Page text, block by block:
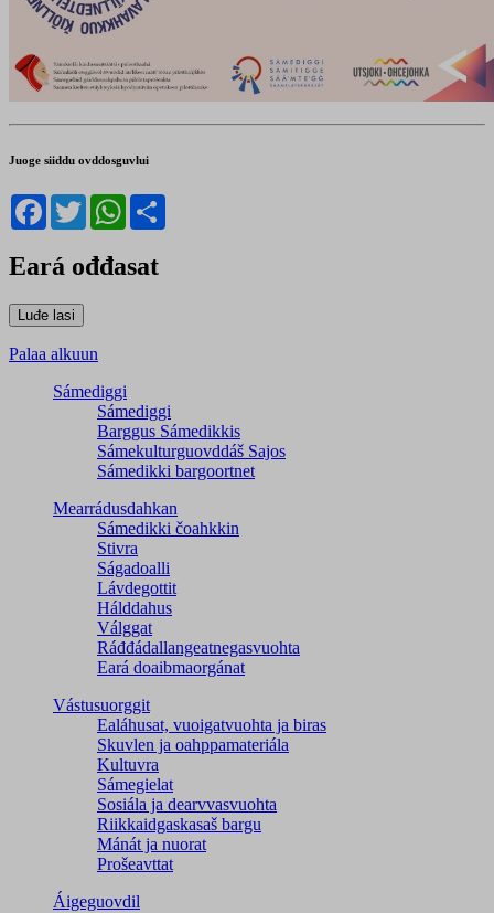
Juoge siiddu ovddosguvlui
Facebook
TwitterWhatsApp
Eará ođđasat
Palaa alkuun
Sámediggi
Sámediggi
Barggus Sámedikkis
Sámekulturguovddáš Sajos
Sámedikki bargoortnet
Mearrádusdahkan
Sámedikki čoahkkin
Stivra
Ságadoalli
Lávdegottit
Hálddahus
Válggat
Ráđđádallangeatnegas­vuohta
Eará doaibmaorgánat
Vástusuorggit
Ealáhusat, vuoigatvuohta ja biras
Skuvlen ja oahppamateriála
Kultuvra
Sámegielat
Sosiála ja dearvvasvuohta
Riikkaidgaskasaš bargu
Mánát ja nuorat
Prošeavttat
Áigeguovdil